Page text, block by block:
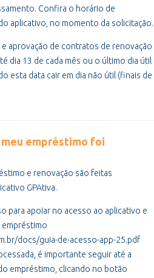
Confira o horário de
aplicativo, no momento da solicitação.
aprovação de contratos de renovação
dia 13 de cada mês ou o último dia útil
esta data cair em dia não útil (finais de
meu empréstimo foi
e renovação são feitas
GPAtiva.
para apoiar no acesso ao aplicativo e
empréstimo
docs/guia-de-acesso-app-25.pdf
é importante seguir até a
empréstimo, clicando no botão